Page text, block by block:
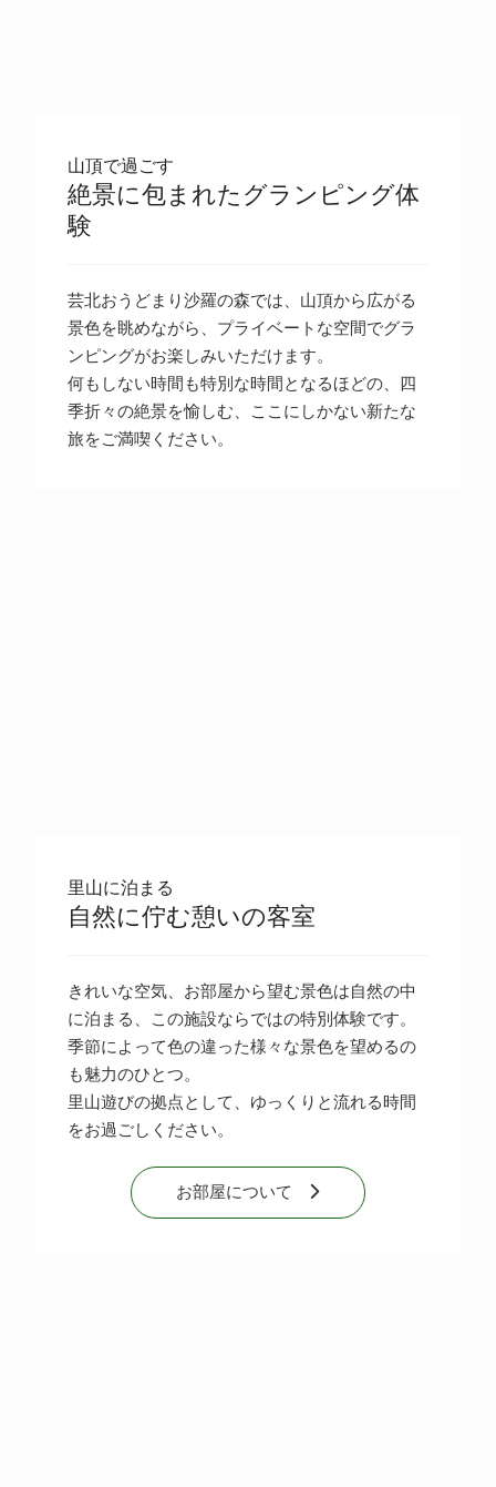
山頂で過ごす
絶景に包まれたグランピング体
験
芸北おうどまり沙羅の森では、山頂から広がる
景色を眺めながら、プライベートな空間でグラ
ンピングがお楽しみいただけます。
何もしない時間も特別な時間となるほどの、四
季折々の絶景を愉しむ、ここにしかない新たな
旅をご満喫ください。
里山に泊まる
自然に佇む憩いの客室
きれいな空気、お部屋から望む景色は自然の中
に泊まる、この施設ならではの特別体験です。
季節によって色の違った様々な景色を望めるの
も魅力のひとつ。
里山遊びの拠点として、ゆっくりと流れる時間
をお過ごしください。
お部屋について